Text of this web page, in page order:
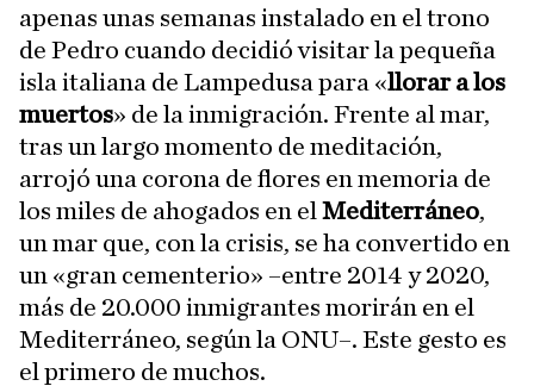
apenas unas semanas instalado en el trono
de Pedro cuando decidió visitar la pequeña
isla italiana de Lampedusa para «llorar a los
muertos» de la inmigración. Frente al mar,
tras un largo momento de meditación,
arrojó una corona de flores en memoria de
los miles de ahogados en el Mediterráneo,
un mar que, con la crisis, se ha convertido en
un «gran cementerio» –entre 2014 y 2020,
más de 20.000 inmigrantes morirán en el
Mediterráneo, según la ONU–. Este gesto es
el primero de muchos.